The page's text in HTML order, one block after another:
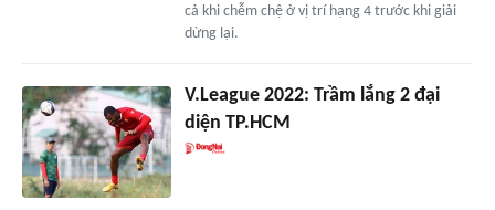
cả khi chễm chệ ở vị trí hạng 4 trước khi giải
dừng lại.
V.League 2022: Trầm lắng 2 đại
diện TP.HCM